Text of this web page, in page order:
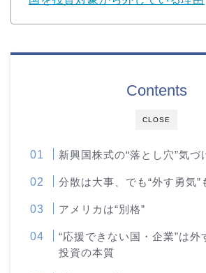
CLOSE
Contents
新興国株式の“落とし穴”気づ
分散は大事、でも“外す勇気”
アメリカは“別格”
“応援できない国・企業”は外
投資の本質